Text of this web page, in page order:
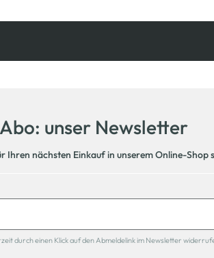
unser Newsletter
Ihren nächsten Einkauf in unserem Online-Shop
durch einen Klick auf den Abmeldelink im Newsletter